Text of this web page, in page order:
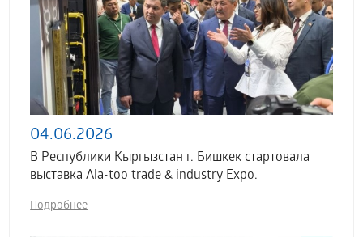
04.06.2026
В Республики Кыргызстан г. Бишкек стартовала
выставка Аla-too trade & industry Expo.
Подробнее